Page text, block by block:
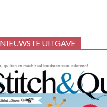
NIEUWSTE UITGAVE